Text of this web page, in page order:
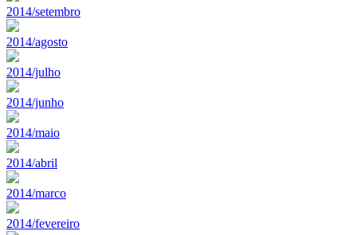
2014/setembro
2014/agosto
2014/julho
2014/junho
2014/maio
2014/abril
2014/marco
2014/fevereiro